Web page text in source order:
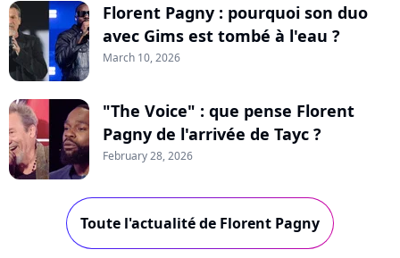
Florent Pagny : pourquoi son duo
avec Gims est tombé à l'eau ?
March 10, 2026
"The Voice" : que pense Florent
Pagny de l'arrivée de Tayc ?
February 28, 2026
Toute l'actualité de Florent Pagny